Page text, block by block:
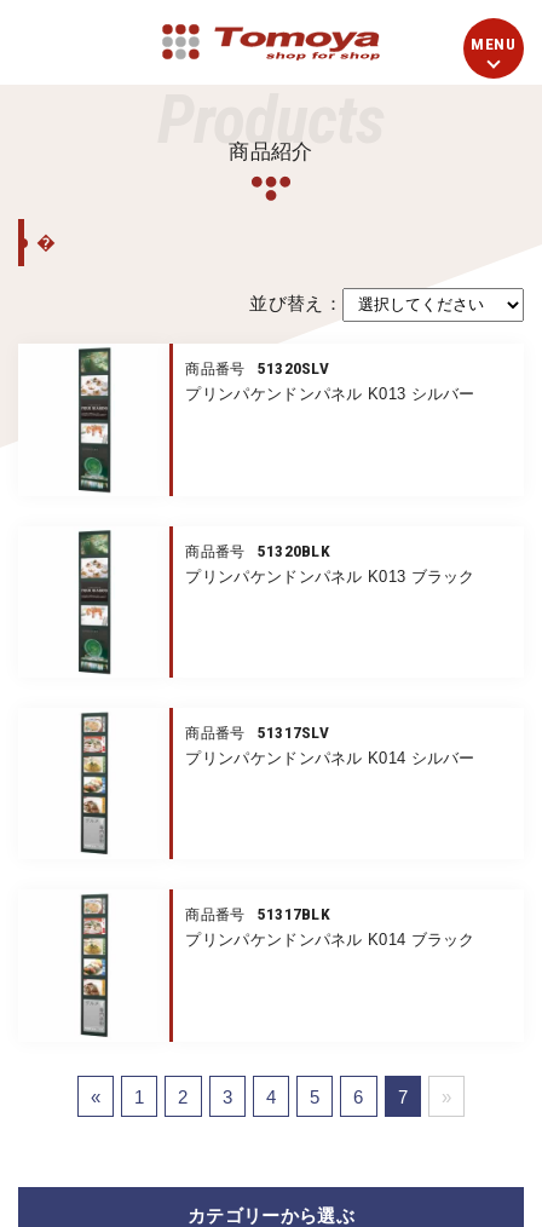
Products
商品紹介
�
並び替え：
商品番号 51320SLV
プリンパケンドンパネル K013 シルバー
商品番号 51320BLK
プリンパケンドンパネル K013 ブラック
商品番号 51317SLV
プリンパケンドンパネル K014 シルバー
商品番号 51317BLK
プリンパケンドンパネル K014 ブラック
« 1 2 3 4 5 6 7 »
カテゴリーから選ぶ